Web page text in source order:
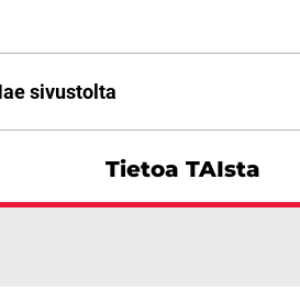
sanalla
Tietoa TAIsta